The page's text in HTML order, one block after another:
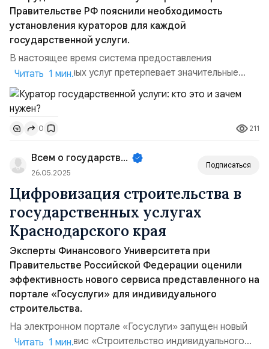
Правительстве РФ пояснили необходимость
установления кураторов для каждой
государственной услуги.
В настоящее время система предоставления
государственных услуг претерпевает значительные
изменения, направленные, прежде всего, на повышение
качества государственных услуг. Одним из важнейших
элементов этих преобразований стала практика
назначения кураторов государственных услуг,
призванная усилить ответственность и контроль за
каждой отдельной усл...
Читать 1 мин.
0 211
Всем о государственном управле...
26.05.2025
Подписаться
Цифровизация строительства в
государственных услугах
Краснодарского края
Эксперты Финансового Университета при
Правительстве Российской Федерации оценили
эффективность нового сервиса представленного на
портале «Госуслуги» для индивидуального
строительства.
На электронном портале «Госуслуги» запущен новый
цифровой сервис «Строительство индивидуального
Читать 1 мин.